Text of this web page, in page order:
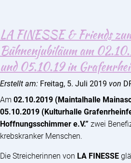
LA FINESSE & Friends
Bühnenjubiläum am
und 05.10.19 in
Erstellt am: Freitag, 5. Juli 2019 von
Am 02.10.2019 (Maintalhalle
05.10.2019 (Kulturhalle
Hoffnungsschimmer e.V.” zwei
krebskranker Menschen.
Die Streicherinnen von LA FINESSE